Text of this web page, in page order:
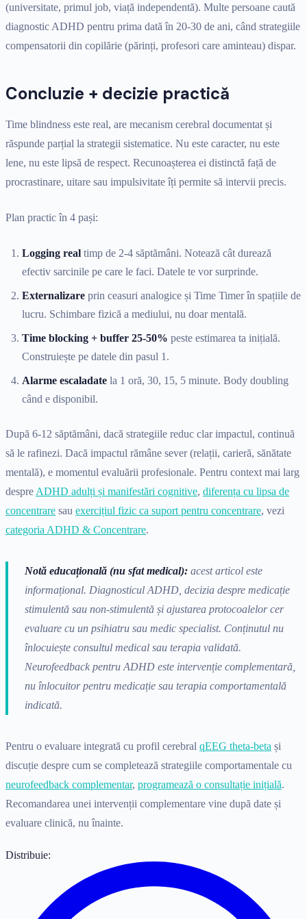
(universitate, primul job, viață independentă). Multe persoane caută
diagnostic ADHD pentru prima dată în 20-30 de ani, când strategiile
compensatorii din copilărie (părinți, profesori care aminteau) dispar.
Concluzie + decizie practică
Time blindness este real, are mecanism cerebral documentat și
răspunde parțial la strategii sistematice. Nu este caracter, nu este
lene, nu este lipsă de respect. Recunoașterea ei distinctă față de
procrastinare, uitare sau impulsivitate îți permite să intervii precis.
Plan practic în 4 pași:
Logging real timp de 2-4 săptămâni. Notează cât durează
efectiv sarcinile pe care le faci. Datele te vor surprinde.
Externalizare prin ceasuri analogice și Time Timer în spațiile de
lucru. Schimbare fizică a mediului, nu doar mentală.
Time blocking + buffer 25-50% peste estimarea ta inițială.
Construiește pe datele din pasul 1.
Alarme escaladate la 1 oră, 30, 15, 5 minute. Body doubling
când e disponibil.
După 6-12 săptămâni, dacă strategiile reduc clar impactul, continuă
să le rafinezi. Dacă impactul rămâne sever (relații, carieră, sănătate
mentală), e momentul evaluării profesionale. Pentru context mai larg
despre ADHD adulți și manifestări cognitive, diferența cu lipsa de
concentrare sau exercițiul fizic ca suport pentru concentrare, vezi
categoria ADHD & Concentrare.
Notă educațională (nu sfat medical): acest articol este
informațional. Diagnosticul ADHD, decizia despre medicație
stimulentă sau non-stimulentă și ajustarea protocoalelor cer
evaluare cu un psihiatru sau medic specialist. Conținutul nu
înlocuiește consultul medical sau terapia validată.
Neurofeedback pentru ADHD este intervenție complementară,
nu înlocuitor pentru medicație sau terapia comportamentală
indicată.
Pentru o evaluare integrată cu profil cerebral qEEG theta-beta și
discuție despre cum se completează strategiile comportamentale cu
neurofeedback complementar, programează o consultație inițială.
Recomandarea unei intervenții complementare vine după date și
evaluare clinică, nu înainte.
Distribuie: